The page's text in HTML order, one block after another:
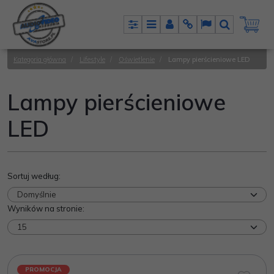
PanelMenuPanel
InfoLangSzukaj
Kategoria główna Lifestyle Oświetlenie Lampy pierścieniowe LED
Lampy pierścieniowe
LED
Sortuj według:
Wyników na stronie:
PROMOCJA